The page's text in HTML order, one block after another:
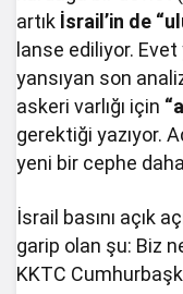
artık İsrail’in de
lanse ediliyor. Evet
yansıyan son
askeri varlığı için
gerektiği yazıyor.
yeni bir cephe
İsrail basını açık
garip olan şu: Biz
KKTC